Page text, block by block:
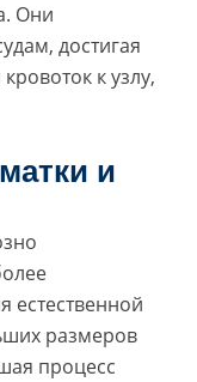
Они
достигая
к узлу,
и
естественной
размеров
процесс